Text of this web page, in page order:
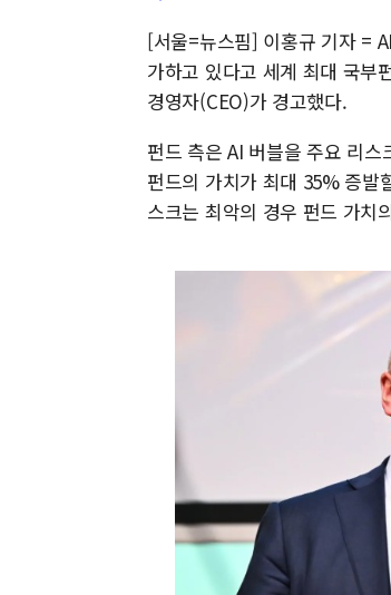
[서울=뉴스핌] 이홍규 기자 =
가하고 있다고 세계 최대 국부
경영자(CEO)가 경고했다.
펀드 측은 AI 버블을 주요 리
펀드의 가치가 최대 35% 증발
스크는 최악의 경우 펀드 가치